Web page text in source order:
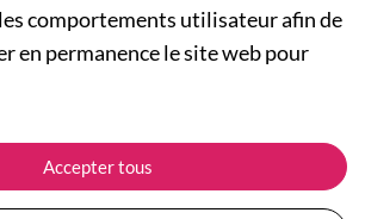
nous ?
Enfants
commande
et livraison
comportements utilisateur afin de
en permanence le site web pour
Accepter tous